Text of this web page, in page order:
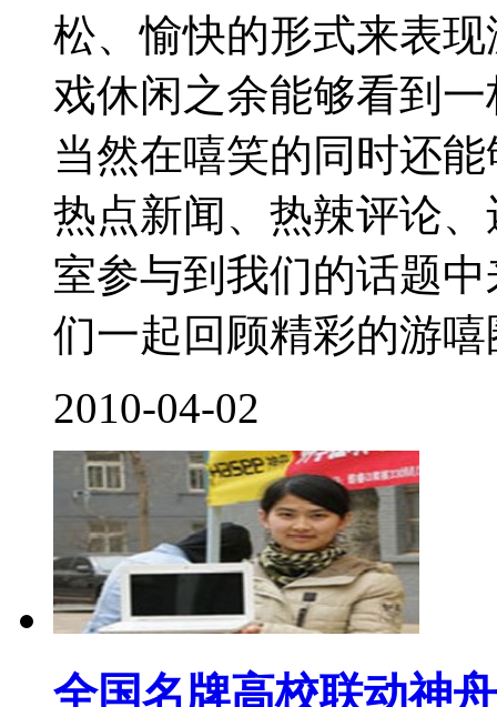
松、愉快的形式来表
戏休闲之余能够看到
当然在嘻笑的同时还
热点新闻、热辣评论
室参与到我们的话题
们一起回顾精彩的游
2010-04-02
全国名牌高校联动神